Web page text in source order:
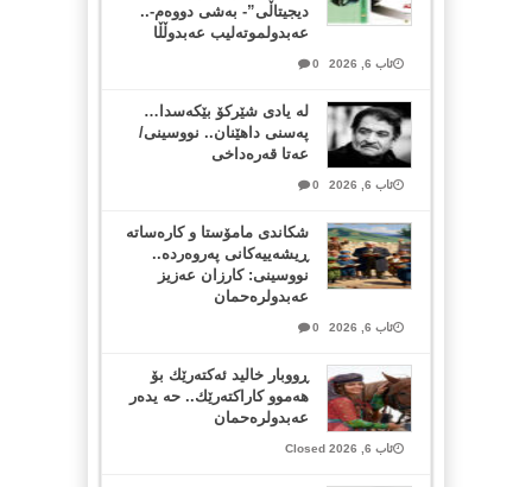
دیجیتاڵی”- بەشی دووەم-..
عەبدولموتەلیب عەبدوڵڵا
ئاب 6, 2026 0
لە یادی شێرکۆ بێکەسدا…
پەسنی داهێنان.. نووسینی/
عەتا قەرەداخی
ئاب 6, 2026 0
شکاندی مامۆستا و کارەساتە
ڕیشەییەکانی پەروەردە..
نووسینی: کارزان عەزیز
عەبدولرەحمان
ئاب 6, 2026 0
ڕووبار خالید ئەكتەرێك بۆ
هەموو كاراكتەرێك.. حه یدەر
عەبدولرەحمان
ئاب 6, 2026 Closed